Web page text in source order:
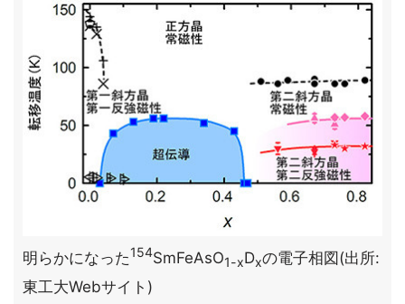
明らかになった154SmFeAsO1-xDxの電子相図(出所:
東工大Webサイト)